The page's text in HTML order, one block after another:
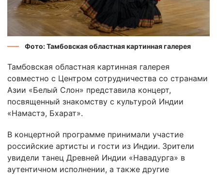
Фото: Тамбовская областная картинная галерея
Тамбовская областная картинная галерея
совместно с Центром сотрудничества со странами
Азии «Белый Слон» представила концерт,
посвященный знакомству с культурой Индии
«Намастэ, Бхарат».
В концертной программе принимали участие
российские артисты и гости из Индии. Зрители
увидели танец Древней Индии «Навадурга» в
аутентичном исполнении, а также другие